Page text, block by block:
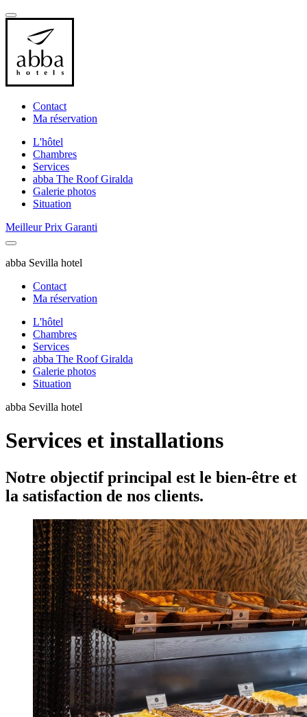
Contact
Ma réservation
L'hôtel
Chambres
Services
abba The Roof Giralda
Galerie photos
Situation
Meilleur Prix Garanti
abba Sevilla hotel
Contact
Ma réservation
L'hôtel
Chambres
Services
abba The Roof Giralda
Galerie photos
Situation
abba Sevilla hotel
Services et installations
Notre objectif principal est le bien-être et
la satisfaction de nos clients.